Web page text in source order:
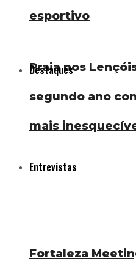
Praia nos
segundo ano
mais
Entrevistas
esportivo
Destaques
Fortaleza